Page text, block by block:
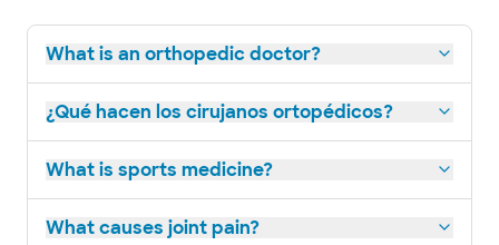
No se aceptan
pacientes sin cita
previa
Ver horarios
Programar una cita
What is an orthopedic doctor?
¿Qué hacen los cirujanos ortopédicos?
What is sports medicine?
What causes joint pain?